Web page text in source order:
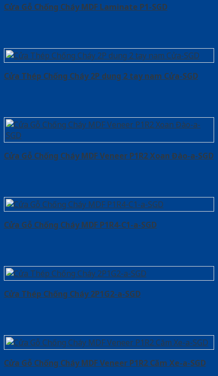
Cửa Gỗ Chống Cháy MDF Laminate P1-SGD
Cửa Thép Chống Cháy 2P dung 2 tay nam Cửa-SGD
Cửa Gỗ Chống Cháy MDF Veneer P1R2 Xoan Đào-a-SGD
Cửa Gỗ Chống Cháy MDF P1R4-C1-a-SGD
Cửa Thép Chống Cháy 2P1G2-a-SGD
Cửa Gỗ Chống Cháy MDF Veneer P1R2 Căm Xe-a-SGD